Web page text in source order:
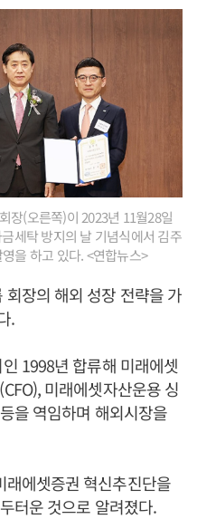
장(오른쪽)이 2023년 11월28일
세탁 방지의 날 기념식에서 김주
을 하고 있다. <연합뉴스>
장의 해외 성장 전략을 가
.
1998년 합류해 미래에셋
미래에셋자산운용 싱
을 역임하며 해외시장을
에셋증권 혁신추진단을
터운 것으로 알려졌다.